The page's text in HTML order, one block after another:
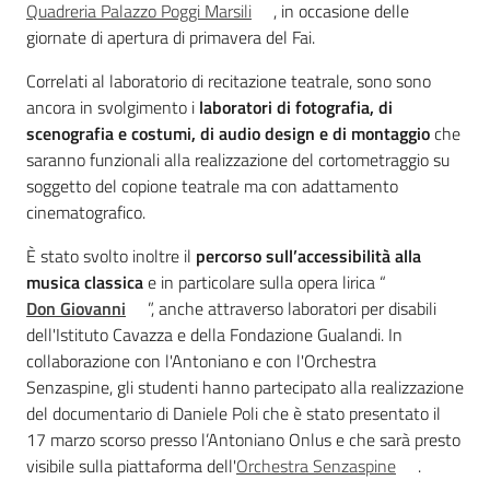
Per i cittadini
Quadreria Palazzo Poggi Marsili
, in occasione delle
giornate di apertura di primavera del Fai.
Correlati al laboratorio di recitazione teatrale, sono sono
ancora in svolgimento i laboratori di fotografia, di
scenografia e costumi, di audio design e di montaggioche
saranno funzionali alla realizzazione del cortometraggio su
soggetto del copione teatrale ma con adattamento
cinematografico.
È stato svolto inoltre il percorso sull’accessibilità alla
musica classicae in particolare sulla opera lirica “
Don Giovanni
”, anche attraverso laboratori per disabili
dell'Istituto Cavazza e della Fondazione Gualandi. In
collaborazione con l'Antoniano e con l'Orchestra
Senzaspine, gli studenti hanno partecipato alla realizzazione
del documentario di Daniele Poli che è stato presentato il
17 marzo scorso presso l’Antoniano Onlus e che sarà presto
visibile sulla piattaforma dell'Orchestra Senzaspine .